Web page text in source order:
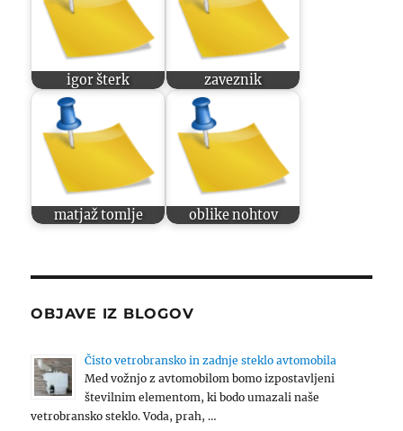
igor šterk zaveznik
matjaž tomlje oblike nohtov
OBJAVE IZ BLOGOV
Čisto vetrobransko in zadnje steklo avtomobila
Med vožnjo z avtomobilom bomo izpostavljeni
številnim elementom, ki bodo umazali naše
vetrobransko steklo. Voda, prah, …